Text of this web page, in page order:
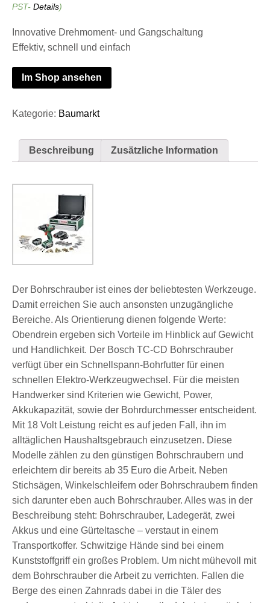
PST- Details)
Innovative Drehmoment- und Gangschaltung
Effektiv, schnell und einfach
Im Shop ansehen
Kategorie: Baumarkt
Beschreibung Zusätzliche Information
Der Bohrschrauber ist eines der beliebtesten Werkzeuge.
Damit erreichen Sie auch ansonsten unzugängliche
Bereiche. Als Orientierung dienen folgende Werte:
Obendrein ergeben sich Vorteile im Hinblick auf Gewicht
und Handlichkeit. Der Bosch TC-CD Bohrschrauber
verfügt über ein Schnellspann-Bohrfutter für einen
schnellen Elektro-Werkzeugwechsel. Für die meisten
Handwerker sind Kriterien wie Gewicht, Power,
Akkukapazität, sowie der Bohrdurchmesser entscheident.
Mit 18 Volt Leistung reicht es auf jeden Fall, ihn im
alltäglichen Haushaltsgebrauch einzusetzen. Diese
Modelle zählen zu den günstigen Bohrschraubern und
erleichtern dir bereits ab 35 Euro die Arbeit. Neben
Stichsägen, Winkelschleifern oder Bohrschraubern finden
sich darunter eben auch Bohrschrauber. Alles was in der
Beschreibung steht: Bohrschrauber, Ladegerät, zwei
Akkus und eine Gürteltasche – verstaut in einem
Transportkoffer. Schwitzige Hände sind bei einem
Kunststoffgriff ein großes Problem. Um nicht mühevoll mit
dem Bohrschrauber die Arbeit zu verrichten. Fallen die
Berge des einen Zahnrads dabei in die Täler des